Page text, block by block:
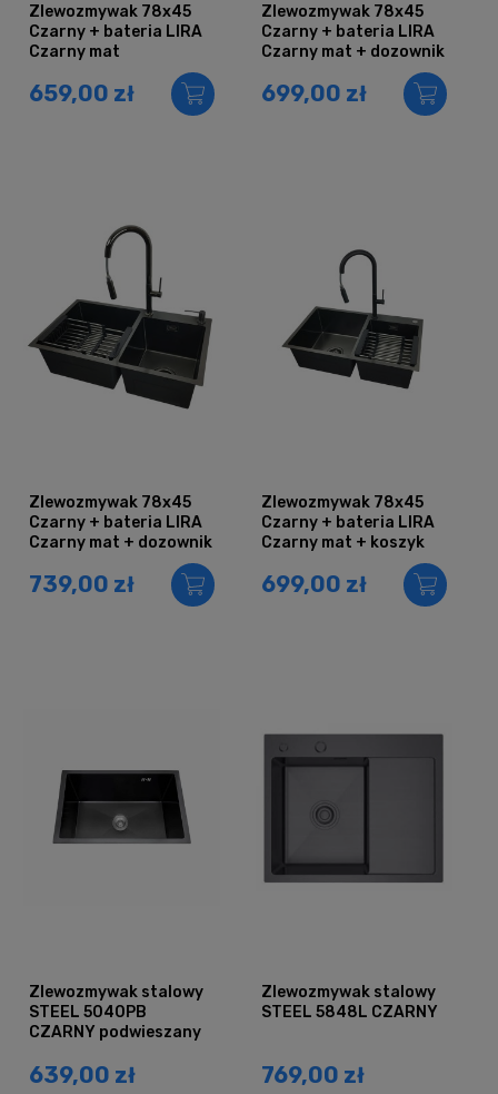
Zlewozmywak 78x45
Czarny + bateria LIRA
Czarny mat
659,00 zł
Zlewozmywak 78x45
Czarny + bateria LIRA
Czarny mat + dozownik
699,00 zł
Zlewozmywak 78x45
Czarny + bateria LIRA
Czarny mat + dozownik
+ koszyk teleskopowy
739,00 zł
Zlewozmywak 78x45
Czarny + bateria LIRA
Czarny mat + koszyk
699,00 zł
Zlewozmywak stalowy
STEEL 5040PB
CZARNY podwieszany
639,00 zł
Zlewozmywak stalowy
STEEL 5848L CZARNY
769,00 zł